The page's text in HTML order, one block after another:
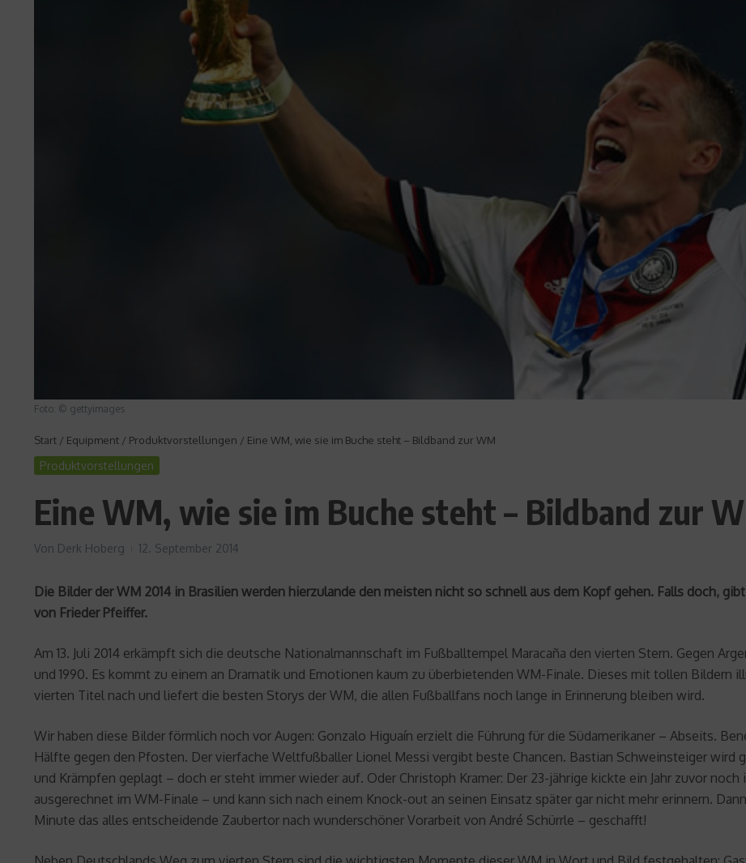
Foto: © gettyimages
Start / Equipment / Produktvorstellungen / Eine WM, wie sie im Buche steht – Bildband zur WM
Produktvorstellungen
Eine WM, wie sie im Buche steht – Bildband zur
Von Derk Hoberg 12. September 2014
Die Bilder der WM 2014 in Brasilien werden hierzulande den meisten nicht so schnell aus dem Kopf gehen. Falls doch,
von Frieder Pfeiffer.
Am 13. Juli 2014 erkämpft sich die deutsche Nationalmannschaft im Fußballtempel Maracaña den vierten Stern. Gegen
und 1990. Es kommt zu einem an Dramatik und Emotionen kaum zu überbietenden WM-Finale. Dieses mit tollen Bildern
vierten Titel nach und liefert die besten Storys der WM, die allen Fußballfans noch lange in Erinnerung bleiben wird.
Wir haben diese Bilder förmlich noch vor Augen: Gonzalo Higuaín erzielt die Führung für die Südamerikaner – Abseits.
Hälfte gegen den Pfosten. Der vierfache Weltfußballer Lionel Messi vergibt beste Chancen. Bastian Schweinsteiger wird
und Krämpfen geplagt – doch er steht immer wieder auf. Oder Christoph Kramer: Der 23-jährige kickte ein Jahr zuvor
ausgerechnet im WM-Finale – und kann sich nach einem Knock-out an seinen Einsatz später gar nicht mehr erinnern. Dann
Minute das alles entscheidende Zaubertor nach wunderschöner Vorarbeit von André Schürrle – geschafft!